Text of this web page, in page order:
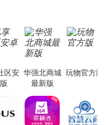
区安 华强北商城
最新版
玩物官方版